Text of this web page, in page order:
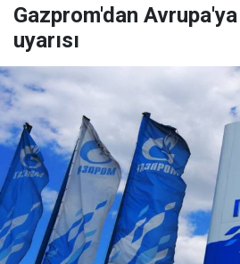
Gazprom'dan
uyarısı